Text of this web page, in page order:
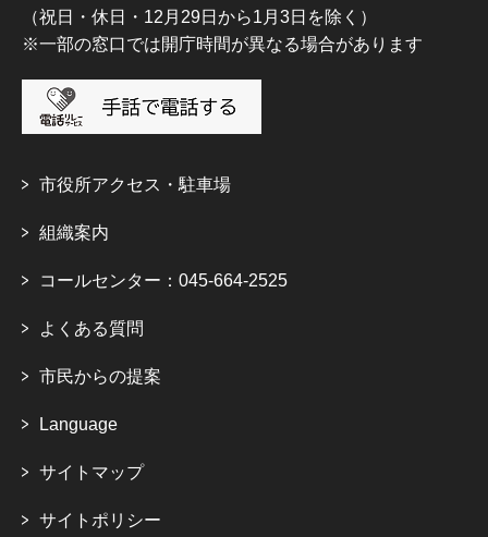
（祝日・休日・12月29日から1月3日を除く）
※一部の窓口では開庁時間が異なる場合があります
市役所アクセス・駐車場
組織案内
コールセンター：045-664-2525
よくある質問
市民からの提案
Language
サイトマップ
サイトポリシー